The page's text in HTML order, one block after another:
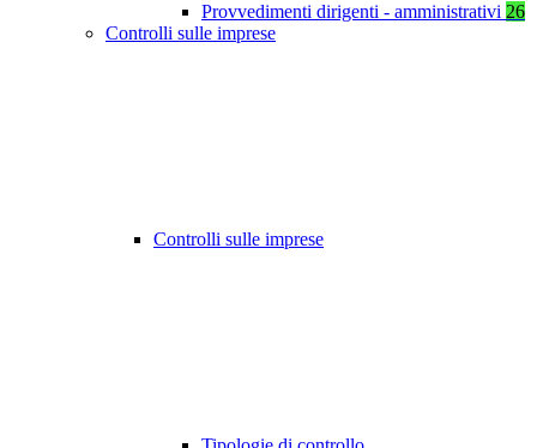
Provvedimenti dirigenti - amministrativi 26
Controlli sulle imprese
Controlli sulle imprese